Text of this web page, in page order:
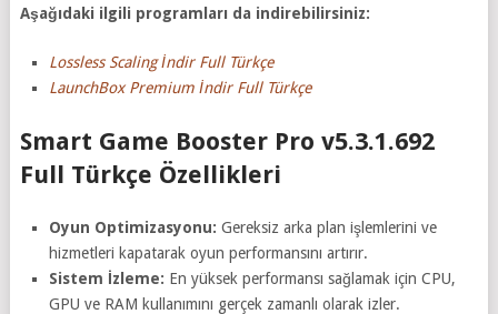
Aşağıdaki ilgili programları da indirebilirsiniz:
Lossless Scaling İndir Full Türkçe
LaunchBox Premium İndir Full Türkçe
Smart Game Booster Pro v5.3.1.692
Full Türkçe Özellikleri
Oyun Optimizasyonu: Gereksiz arka plan işlemlerini ve
hizmetleri kapatarak oyun performansını artırır.
Sistem İzleme: En yüksek performansı sağlamak için CPU,
GPU ve RAM kullanımını gerçek zamanlı olarak izler.